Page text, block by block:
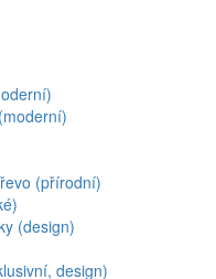
(přírodní)
(design)
design)